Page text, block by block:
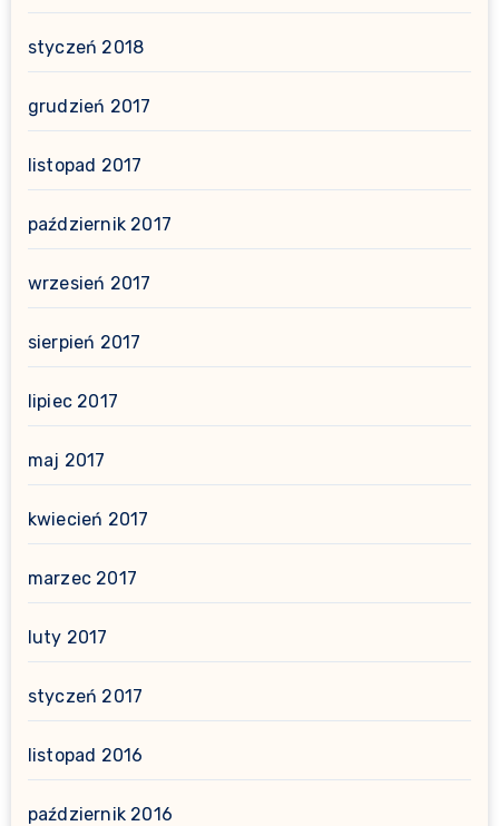
styczeń 2018
grudzień 2017
listopad 2017
październik 2017
wrzesień 2017
sierpień 2017
lipiec 2017
maj 2017
kwiecień 2017
marzec 2017
luty 2017
styczeń 2017
listopad 2016
październik 2016